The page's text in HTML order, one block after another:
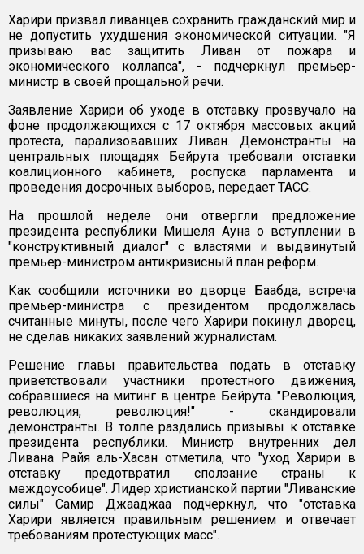
Харири призвал ливанцев сохранить гражданский мир и
не допустить ухудшения экономической ситуации. "Я
призываю вас защитить Ливан от пожара и
экономического коллапса", - подчеркнул премьер-
министр в своей прощальной речи.
Заявление Харири об уходе в отставку прозвучало на
фоне продолжающихся с 17 октября массовых акций
протеста, парализовавших Ливан. Демонстранты на
центральных площадях Бейрута требовали отставки
коалиционного кабинета, роспуска парламента и
проведения досрочных выборов, передает ТАСС.
На прошлой неделе они отвергли предложение
президента республики Мишеля Ауна о вступлении в
"конструктивный диалог" с властями и выдвинутый
премьер-министром антикризисный план реформ.
Как сообщили источники во дворце Баабда, встреча
премьер-министра с президентом продолжалась
считанные минуты, после чего Харири покинул дворец,
не сделав никаких заявлений журналистам.
Решение главы правительства подать в отставку
приветствовали участники протестного движения,
собравшиеся на митинг в центре Бейрута. "Революция,
революция, революция!" - скандировали
демонстранты. В толпе раздались призывы к отставке
президента республики. Министр внутренних дел
Ливана Райя аль-Хасан отметила, что "уход Харири в
отставку предотвратил сползание страны к
междоусобице". Лидер христианской партии "Ливанские
силы" Самир Джааджаа подчеркнул, что "отставка
Харири является правильным решением и отвечает
требованиям протестующих масс".